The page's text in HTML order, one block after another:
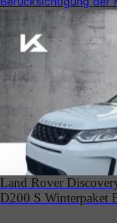
Land Rover
D200 S Winterpaket